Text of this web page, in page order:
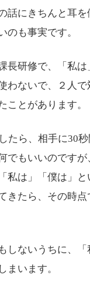
話にきちんと耳を
のも事実です。
長研修で、「私
わないで、２人
ことがあります。
たら、相手に30
でもいいのです
私は」「僕は」
きたら、その時点
しないうちに、「
まいます。